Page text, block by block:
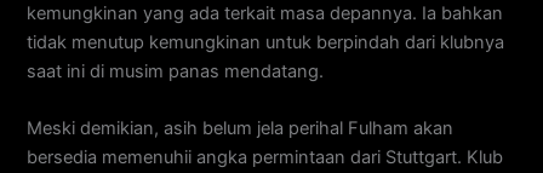
kemungkinan yang ada terkait masa depannya. Ia bahkan
tidak menutup kemungkinan untuk berpindah dari klubnya
saat ini di musim panas mendatang.
Meski demikian, asih belum jela perihal Fulham akan
bersedia memenuhii angka permintaan dari Stuttgart. Klub